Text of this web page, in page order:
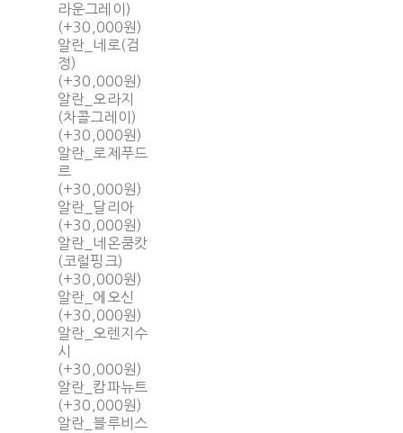
라운그레이)
(+30,000원)
알란_네로(검
정)
(+30,000원)
알란_오라지
(차콜그레이)
(+30,000원)
알란_로제푸드
르
(+30,000원)
알란_달리아
(+30,000원)
알란_네온쿰캇
(코럴핑크)
(+30,000원)
알란_에오신
(+30,000원)
알란_오렌지수
시
(+30,000원)
알란_캄파뉴트
(+30,000원)
알란_블루비스